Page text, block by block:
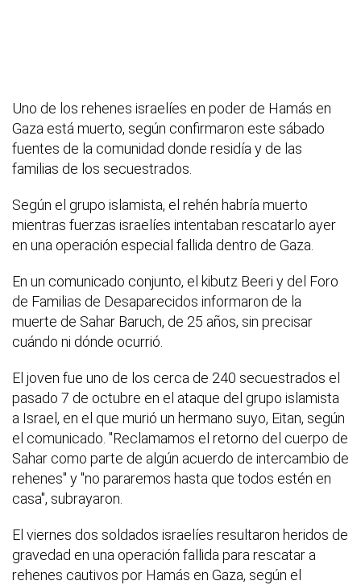
Uno de los rehenes israelíes en poder de Hamás en
Gaza está muerto, según confirmaron este sábado
fuentes de la comunidad donde residía y de las
familias de los secuestrados.
Según el grupo islamista, el rehén habría muerto
mientras fuerzas israelíes intentaban rescatarlo ayer
en una operación especial fallida dentro de Gaza.
En un comunicado conjunto, el kibutz Beeri y del Foro
de Familias de Desaparecidos informaron de la
muerte de Sahar Baruch, de 25 años, sin precisar
cuándo ni dónde ocurrió.
El joven fue uno de los cerca de 240 secuestrados el
pasado 7 de octubre en el ataque del grupo islamista
a Israel, en el que murió un hermano suyo, Eitan, según
el comunicado. "Reclamamos el retorno del cuerpo de
Sahar como parte de algún acuerdo de intercambio de
rehenes" y "no pararemos hasta que todos estén en
casa", subrayaron.
El viernes dos soldados israelíes resultaron heridos de
gravedad en una operación fallida para rescatar a
rehenes cautivos por Hamás en Gaza, según el